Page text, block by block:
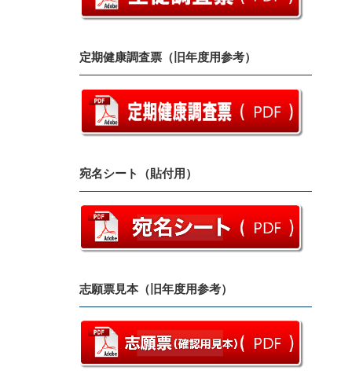
定期健康調査票（旧年度用参考）
宛名シート（貼付用）
志願票見本（旧年度用参考）